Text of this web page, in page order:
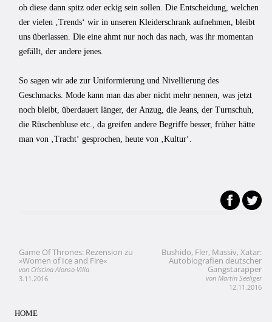
ob diese dann spitz oder eckig sein sollen. Die Entscheidung, welchen
der vielen ‚Trends‘ wir in unseren Kleiderschrank aufnehmen, bleibt
uns überlassen. Die eine ahmt nur noch das nach, was ihr momentan
gefällt, der andere jenes.
So sagen wir ade zur Uniformierung und Nivellierung des
Geschmacks. Mode kann man das aber nicht mehr nennen, was jetzt
noch bleibt, überdauert länger, der Anzug, die Jeans, der Turnschuh,
die Rüschenbluse etc., da greifen andere Begriffe besser, früher hätte
man von ‚Tracht‘ gesprochen, heute von ‚Kultur‘.
Beitragsnavigation
Game Of Thrones: Rezension zu
»Women of Ice and Fire«
von Cristina Alonso-Villa
3.11.2016
Bushido, Fler, Massiv, Xatar:
Autobiografien deutscher
Gangstarapper
von Martin Seeliger
12.11.2016
HOME